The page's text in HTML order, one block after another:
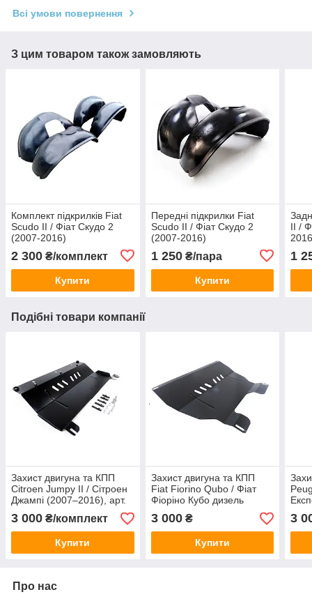
Всі умови повернення
З цим товаром також замовляють
Комплект підкрилків Fiat
Scudo II / Фіат Скудо 2
(2007-2016)
2 300 ₴/комплект
Купити
Передні підкрилки Fiat
Scudo II / Фіат Скудо 2
(2007-2016)
1 250₴/пара
Купити
II /
1
Подібні товари компанії
Захист двигуна та КПП
Citroen Jumpy II / Сітроен
Джампі (2007–2016), арт.
107/4, сталь 2 мм, ЩИТ
3 000 ₴/комплект
Купити
Захист двигуна та КПП
Fiat Fiorino Qubo / Фіат
Фіоріно Кубо дизель
(2007- н.ч)
3 000₴
Купити
3
Про нас